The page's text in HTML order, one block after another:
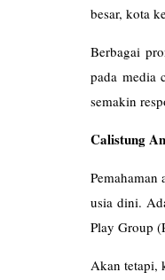
besar, kota
Berbagai
pada media
semakin
Calistung
usia dini.
Play Group
Akan tetapi,